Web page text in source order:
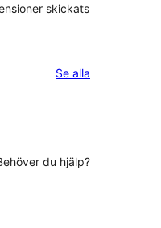
skickats
Se alla
du hjälp?